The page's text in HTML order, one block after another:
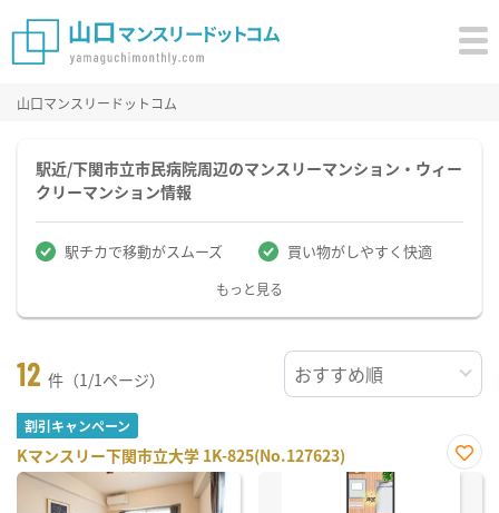
山口マンスリードットコム
駅近/下関市立市民病院周辺のマンスリーマンション・ウィー
クリーマンション情報
駅チカで移動がスムーズ 買い物がしやすく快適
もっと見る
12 件（1/1ページ）
割引キャンペーン
Kマンスリー下関市立大学 1K-825(No.127623)
お気